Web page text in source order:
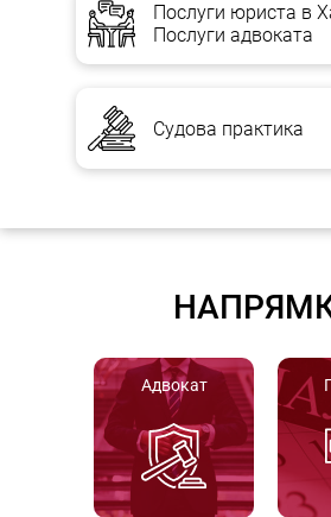
Послуги юриста в
Послуги адвоката
Судова практика
Адвокат